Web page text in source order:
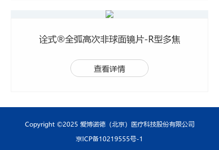
诠式®全弧高次非球面镜片-R型多焦
查看详情
Copyright ©2025 爱博诺德（北京）医疗科技股份有限公司
京ICP备10219555号-1